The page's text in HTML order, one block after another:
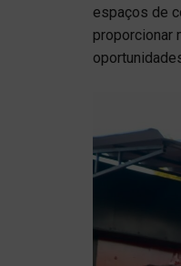
espaços de
proporcionar